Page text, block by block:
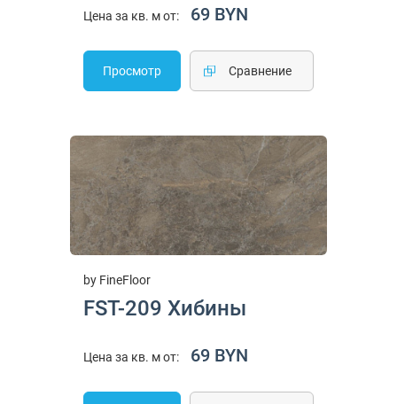
Цена за кв. м от: 69 BYN
Просмотр Cравнение
by FineFloor
FST-209 Хибины
Цена за кв. м от: 69 BYN